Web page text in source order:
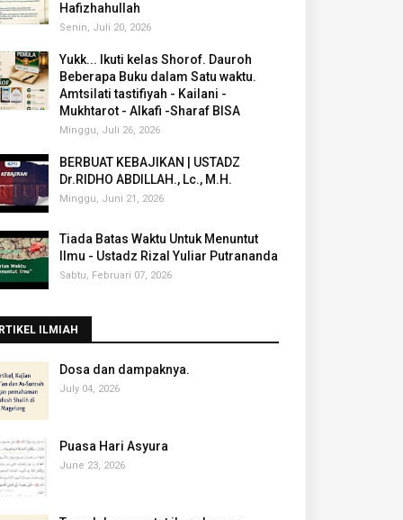
Hafizhahullah
Senin, Juli 20, 2026
Yukk... Ikuti kelas Shorof. Dauroh
Beberapa Buku dalam Satu waktu.
Amtsilati tastifiyah - Kailani -
Mukhtarot - Alkafi -Sharaf BISA
Minggu, Juli 26, 2026
BERBUAT KEBAJIKAN | USTADZ
Dr.RIDHO ABDILLAH., Lc., M.H.
Minggu, Juni 21, 2026
Tiada Batas Waktu Untuk Menuntut
Ilmu - Ustadz Rizal Yuliar Putrananda
Sabtu, Februari 07, 2026
ILMIAH
‎Dosa dan dampaknya.
July 04, 2026
Puasa Hari Asyura
June 23, 2026